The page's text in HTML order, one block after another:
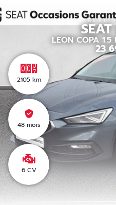
SEAT
LEON COPA 1.5
23
2105 km
48 mois
6 CV